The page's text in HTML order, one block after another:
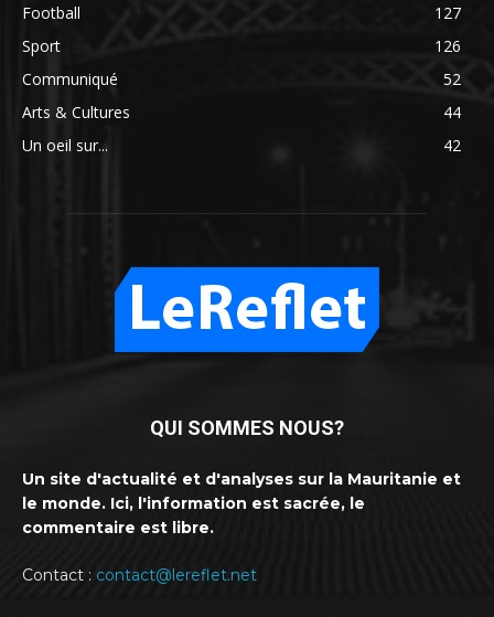
Football
127
Sport
126
Communiqué
52
Arts & Cultures
44
Un oeil sur...
42
QUI SOMMES NOUS?
Un site d'actualité et d'analyses sur la Mauritanie et
le monde. Ici, l'information est sacrée, le
commentaire est libre.
Contact : contact@lereflet.net